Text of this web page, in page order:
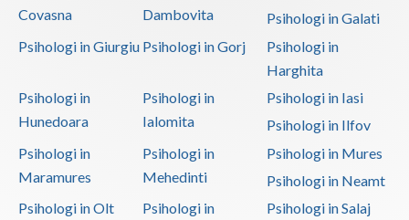
Covasna
Dambovita
Psihologi in Galati
Psihologi in Giurgiu Psihologi in Gorj
Psihologi in
Harghita
Psihologi in
Hunedoara
Psihologi in
Ialomita
Psihologi in Iasi
Psihologi in Ilfov
Psihologi in
Maramures
Psihologi in
Mehedinti
Psihologi in Mures
Psihologi in Neamt
Psihologi in Olt
Psihologi in Psihologi in Salaj